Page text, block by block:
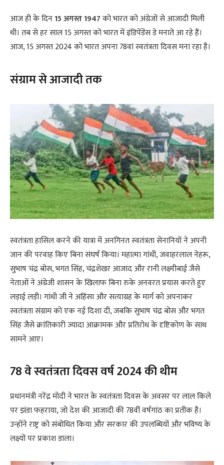
आज ही के दिन15 अगस्त 1947को भारत को अंग्रेजों से आजादी मिली
थी। तब से हर साल 15 अगस्त को भारत में इंडिपेंडेंस डे मनाते आ रहे हैं।
आज, 15 अगस्त 2024 को भारत अपना 78वां स्वतंत्रता दिवस मना रहा है।
संग्राम से आजादी तक
स्वतंत्रता हासिल करने की यात्रा में अनगिनत स्वतंत्रता सेनानियों ने अपनी
जान की परवाह किए बिना संघर्ष किया। महात्मा गांधी, जवाहरलाल नेहरू,
सुभाष चंद्र बोस, भगत सिंह, चंद्रशेखर आजाद और रानी लक्ष्मीबाई जैसे
नेताओं ने अंग्रेजी शासन के खिलाफ बिना रुके अनवरत प्रयास करते हुए
लड़ाई लड़ी। गांधी जी ने अहिंसा और सत्याग्रह के मार्ग को अपनाकर
स्वतंत्रता संग्राम को एक नई दिशा दी, जबकि सुभाष चंद्र बोस और भगत
सिंह जैसे क्रांतिकारी ज्यादा आक्रामक और प्रतिरोध के दृष्टिकोण के साथ
सामने आए।
78 वे स्वतंत्रता दिवस वर्ष 2024 की थीम
प्रधानमंत्री नरेंद्र मोदी ने भारत के स्वतंत्रता दिवस के अवसर पर लाल किले
पर झंडा फहराया, जो देश की आजादी की 78वीं वर्षगांठ का प्रतीक है।
उन्होंने राष्ट्र को संबोधित किया और सरकार की उपलब्धियों और भविष्य के
लक्ष्यों पर प्रकाश डाला।